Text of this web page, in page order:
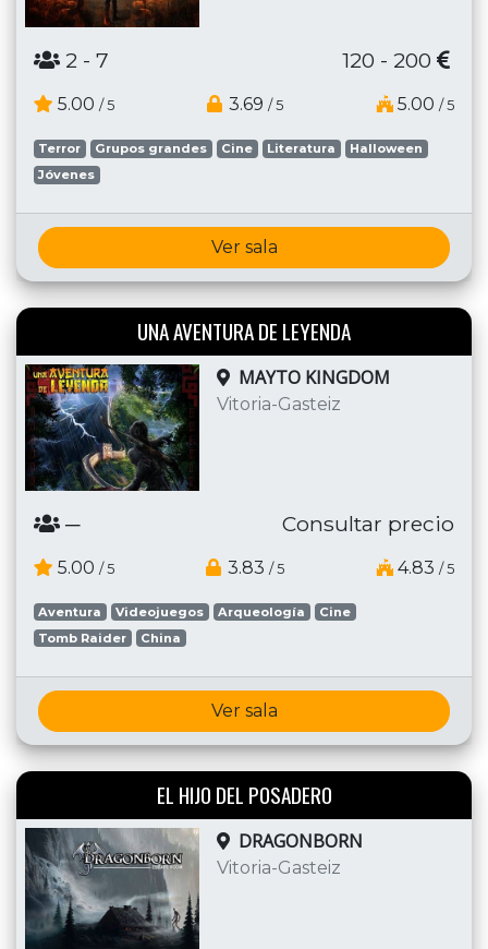
2 - 7 120 - 200
5.00 / 5 3.69 / 5 5.00 / 5
Terror Grupos grandes Cine Literatura
Halloween
Jóvenes
Ver sala
UNA AVENTURA DE LEYENDA
MAYTO KINGDOM
Vitoria-Gasteiz
─ Consultar precio
5.00 / 5 3.83 / 5 4.83 / 5
Aventura Videojuegos Arqueología
Cine
Tomb Raider
China
Ver sala
EL HIJO DEL POSADERO
DRAGONBORN
Vitoria-Gasteiz